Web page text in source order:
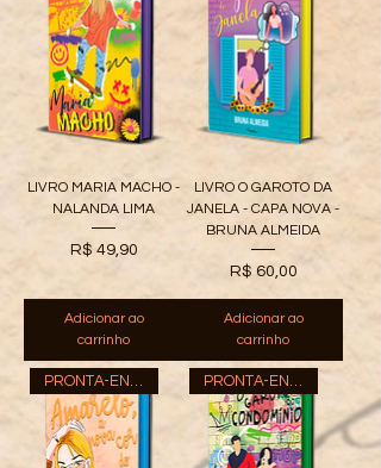
LIVRO MARIA MACHO -
NALANDA LIMA
Preço
R$ 49,90
Adicionar ao
carrinho
LIVRO O GAROTO DA
JANELA - CAPA NOVA -
BRUNA ALMEIDA
Preço
R$ 60,00
Adicionar ao
carrinho